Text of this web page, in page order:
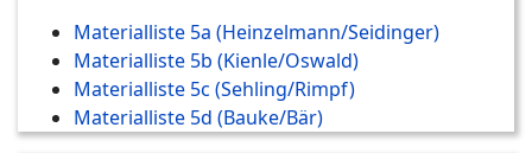
Materialliste 5a (Heinzelmann/Seidinger)
Materialliste 5b (Kienle/Oswald)
Materialliste 5c (Sehling/Rimpf)
Materialliste 5d (Bauke/Bär)